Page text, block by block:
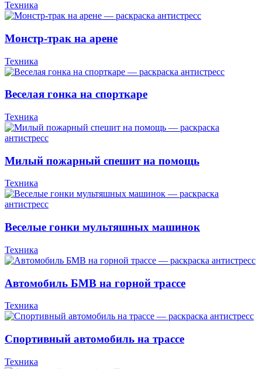
Техника
Монстр-трак на арене
Техника
Веселая гонка на спорткаре
Техника
Милый пожарный спешит на помощь
Техника
Веселые гонки мультяшных машинок
Техника
Автомобиль БМВ на горной трассе
Техника
Спортивный автомобиль на трассе
Техника